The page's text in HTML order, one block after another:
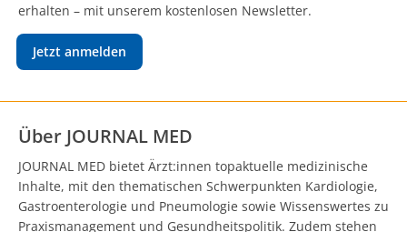
erhalten – mit unserem kostenlosen Newsletter.
Jetzt anmelden
Über JOURNAL MED
JOURNAL MED bietet Ärzt:innen topaktuelle medizinische
Inhalte, mit den thematischen Schwerpunkten Kardiologie,
Gastroenterologie und Pneumologie sowie Wissenswertes zu
Praxismanagement und Gesundheitspolitik. Zudem stehen